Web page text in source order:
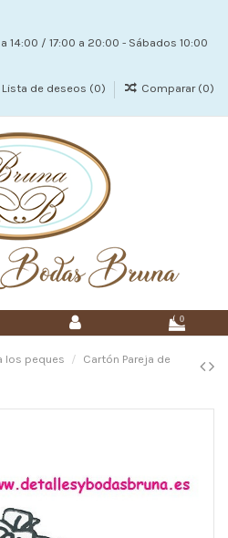
a 14:00 / 17:00 a 20:00 - Sábados 10:00
Lista de deseos (0) Comparar (0)
0
los peques
Cartón Pareja de